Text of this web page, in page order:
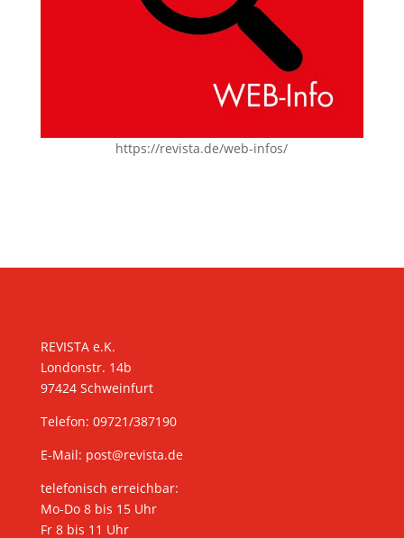
https://revista.de/web-infos/
REVISTA e.K.
Londonstr. 14b
97424 Schweinfurt
Telefon: 09721/387190
E-Mail: post@revista.de
telefonisch erreichbar:
Mo-Do 8 bis 15 Uhr
Fr 8 bis 11 Uhr